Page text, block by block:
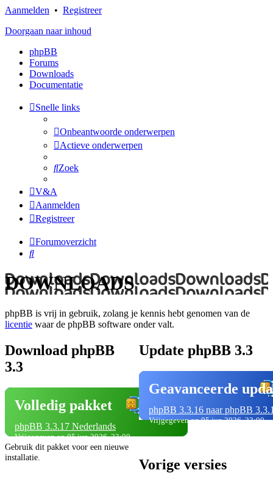
Aanmelden • Registreer
Doorgaan naar inhoud
phpBB
Forums
Downloads
Documentatie
Snelle links
Onbeantwoorde onderwerpen
Actieve onderwerpen
Zoek
V&A
Aanmelden
Registreer
Forumoverzicht
Zoek
DOWNLOADS
phpBB is vrij in gebruik, zolang je kennis hebt genomen van de
licentie waar de phpBB software onder valt.
Download phpBB
3.3
Volledig pakket
phpBB 3.3.17 Nederlands
Vrijgegeven op 05 jun 2026, 23:00
Gebruik dit pakket voor een nieuwe
installatie.
Update phpBB 3.3
Geavanceerde
phpBB 3.3.16 naar phpBB
Vrijgegeven op 05 jun 2026, 23:00
Vorige versies